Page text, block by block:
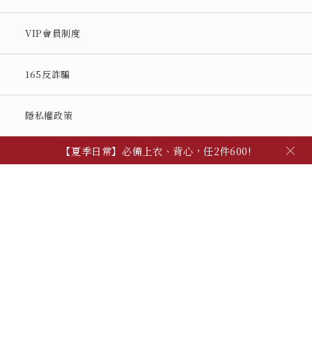
VIP會員制度
165反詐騙
隱私權政策
×
【輕鬆穿搭】指定上衣、下身任選2件88折
【夏季日常】必備上衣、背心，任2件600!